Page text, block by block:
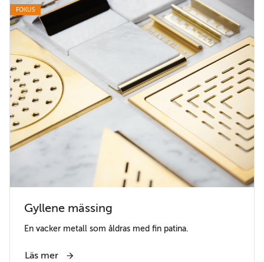
FOKUS
Gyllene mässing
En vacker metall som åldras med fin patina.
Läs mer